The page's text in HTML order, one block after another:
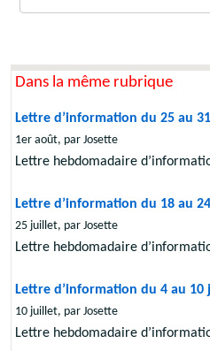
Dans la même rubrique
Lettre d’information du 25 au
1er août, par Josette
Lettre hebdomadaire
Lettre d’information du 18 au
25 juillet, par Josette
Lettre hebdomadaire
Lettre d’information du 4 au 10
10 juillet, par Josette
Lettre hebdomadaire